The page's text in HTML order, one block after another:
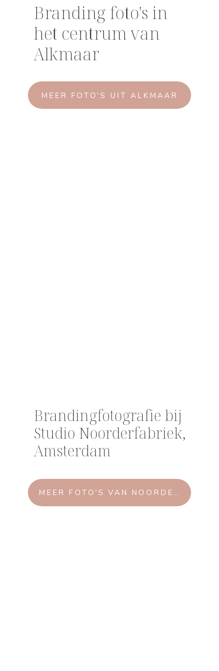
MEER FOTO'S UIT ALKMAAR
Branding foto's in
het centrum van
Alkmaar
MEER FOTO'S VAN
Brandingfotografie bij
Studio Noorderfabriek,
Amsterdam